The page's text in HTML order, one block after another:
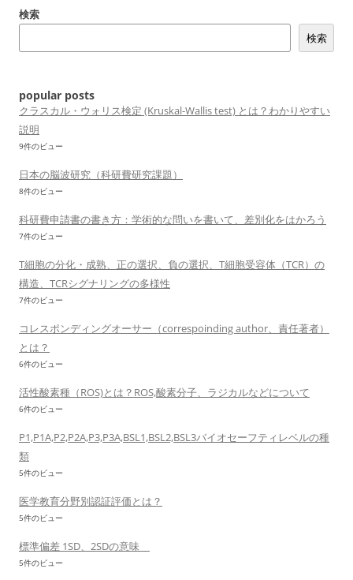
ー
検索
検索
popular posts
クラスカル・ウォリス検定 (Kruskal-Wallis test) とは？わかりやすい
説明
9件のビュー
日本の脳波研究（科研費研究課題）
8件のビュー
科研費申請書の書き方：学術的な問いを書いて、差別化をはかろう
7件のビュー
T細胞の分化・成熟、正の選択、負の選択、T細胞受容体（TCR）の
構造、TCRシグナリングの多様性
7件のビュー
コレスポンディングオーサー（correspoinding author、責任著者）
とは？
6件のビュー
活性酸素種（ROS)とは？ROS,酸素分子、ラジカルなどについて
6件のビュー
P1,P1A,P2,P2A,P3,P3A,BSL1,BSL2,BSL3バイオセーフティレベルの種
類
5件のビュー
医学教育分野別認証評価とは？
5件のビュー
標準偏差 1SD、2SDの意味
5件のビュー